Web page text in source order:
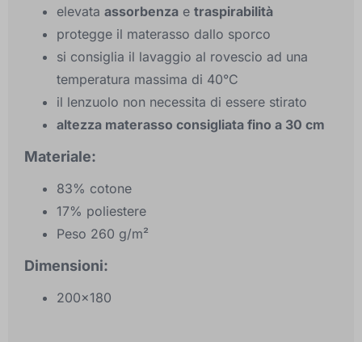
elevata assorbenza e traspirabilità
protegge il materasso dallo sporco
si consiglia il lavaggio al rovescio ad una
temperatura massima di 40°C
il lenzuolo non necessita di essere stirato
altezza materasso consigliata fino a 30 cm
Materiale:
83% cotone
17% poliestere
Peso 260 g/m²
Dimensioni:
200x180